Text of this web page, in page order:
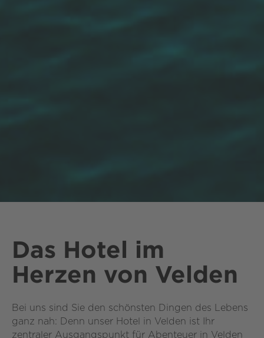
Das Hotel im
Herzen von Velden
Bei uns sind Sie den schönsten Dingen des Lebens
ganz nah: Denn unser Hotel in Velden ist Ihr
zentraler Ausgangspunkt für Abenteuer in Velden